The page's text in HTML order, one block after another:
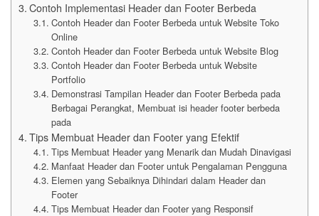
Contoh Implementasi Header dan Footer Berbeda
Contoh Header dan Footer Berbeda untuk Website Toko
Online
Contoh Header dan Footer Berbeda untuk Website Blog
Contoh Header dan Footer Berbeda untuk Website
Portfolio
Demonstrasi Tampilan Header dan Footer Berbeda pada
Berbagai Perangkat, Membuat isi header footer berbeda
pada
Tips Membuat Header dan Footer yang Efektif
Tips Membuat Header yang Menarik dan Mudah Dinavigasi
Manfaat Header dan Footer untuk Pengalaman Pengguna
Elemen yang Sebaiknya Dihindari dalam Header dan
Footer
Tips Membuat Header dan Footer yang Responsif